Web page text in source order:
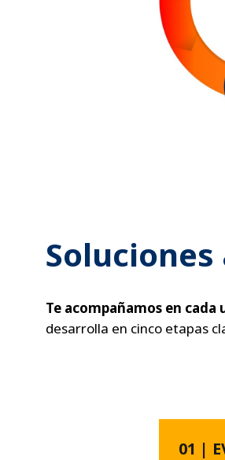
Te acompañamos en cada
desarrolla en cinco etapas
01 |